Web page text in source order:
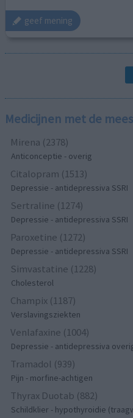
geef mening
Medicijnen met de
Mirena (2378)
Anticonceptie - overig
Citalopram (1513)
Depressie - antidepressiva SSRI
Sertraline (1274)
Depressie - antidepressiva SSRI
Paroxetine (1272)
Depressie - antidepressiva SSRI
Simvastatine (1228)
Cholesterol
Champix (1187)
Verslavingsziekten
Venlafaxine (1004)
Depressie - antidepressiva
Tramadol (939)
Pijn - morfine-achtigen
Thyrax Duotab (882)
Schildklier - hypothyroidie